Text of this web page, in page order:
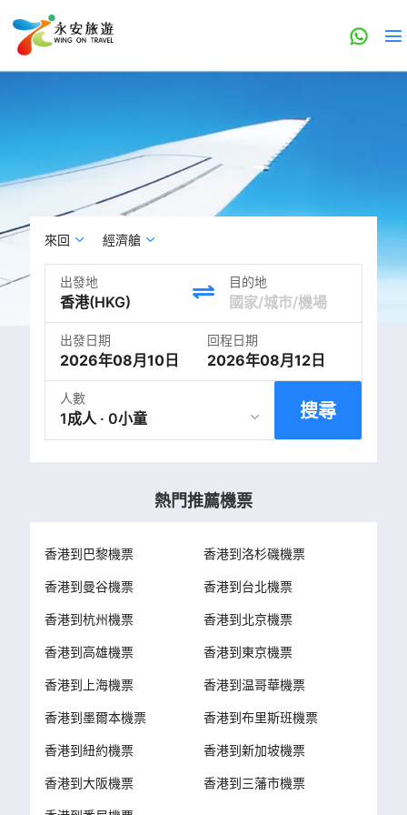
來回 經濟艙
出發地 目的地
出發日期
2026年08月10日
回程日期
2026年08月12日
人數
1成人 · 0小童 搜尋
熱門推薦機票
香港到巴黎機票 香港到洛杉磯機票
香港到曼谷機票 香港到台北機票
香港到杭州機票 香港到北京機票
香港到高雄機票 香港到東京機票
香港到上海機票 香港到温哥華機票
香港到墨爾本機票 香港到布里斯班機票
香港到紐約機票 香港到新加坡機票
香港到大阪機票 香港到三藩市機票